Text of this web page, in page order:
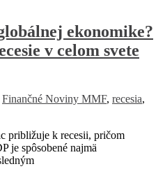
ekonomike?
v celom svete
Finančné Noviny MMF, recesia,
približuje k recesii, pričom
je spôsobené najmä